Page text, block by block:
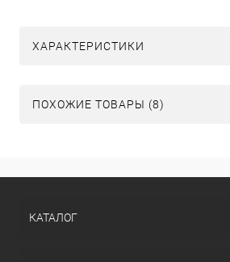
ХАРАКТЕРИСТИКИ
ПОХОЖИЕ ТОВАРЫ (8)
КАТАЛОГ